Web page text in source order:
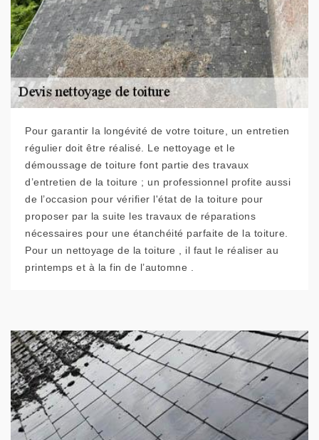
Pour garantir la longévité de votre toiture, un entretien
régulier doit être réalisé. Le nettoyage et le
démoussage de toiture font partie des travaux
d’entretien de la toiture ; un professionnel profite aussi
de l’occasion pour vérifier l'état de la toiture pour
proposer par la suite les travaux de réparations
nécessaires pour une étanchéité parfaite de la toiture.
Pour un nettoyage de la toiture , il faut le réaliser au
printemps et à la fin de l’automne .